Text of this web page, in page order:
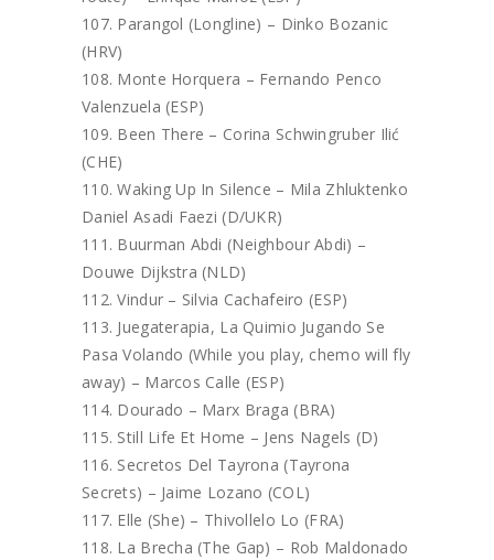
Parangol (Longline) – Dinko Bozanic
(HRV)
Monte Horquera – Fernando Penco
Valenzuela (ESP)
Been There – Corina Schwingruber Ilić
(CHE)
Waking Up In Silence – Mila Zhluktenko
Daniel Asadi Faezi (D/UKR)
Buurman Abdi (Neighbour Abdi) –
Douwe Dijkstra (NLD)
Vindur – Silvia Cachafeiro (ESP)
Juegaterapia, La Quimio Jugando Se
Pasa Volando (While you play, chemo will fly
away) – Marcos Calle (ESP)
Dourado – Marx Braga (BRA)
Still Life Et Home – Jens Nagels (D)
Secretos Del Tayrona (Tayrona
Secrets) – Jaime Lozano (COL)
Elle (She) – Thivollelo Lo (FRA)
La Brecha (The Gap) – Rob Maldonado